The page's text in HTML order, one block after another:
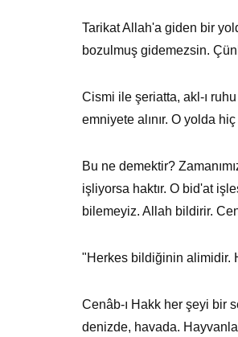
Tarikat Allah'a giden bir
bozulmuş gidemezsin.
Cismi ile şeriatta, akl-ı
emniyete alınır. O yolda hiç
Bu ne demektir?
işliyorsa haktır. O bid'at
bilemeyiz. Allah bildirir.
"Herkes bildiğinin alimidir.
Cenâb-ı Hakk her şeyi bir
denizde, havada.